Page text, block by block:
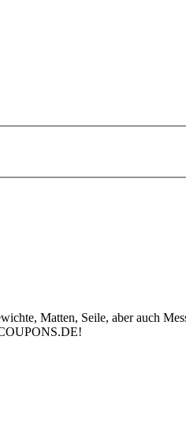
Matten, Seile, aber auch
.DE!